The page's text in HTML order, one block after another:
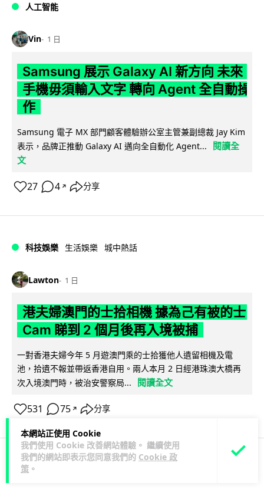
本網站正使用 Cookie
我們使用 Cookie 改善網站體驗。 繼續使用
我們的網站即表示您同意我們的 Cookie 政
策 。
人工智能
Vin 1 日
Samsung 展示 Galaxy AI 新方向 未來
手機毋須輸入文字 轉向 Agent 全自動操
作
Samsung 電子 MX 部門顧客體驗辦公室主管兼副總裁 Jay Kim
表示，品牌正推動 Galaxy AI 邁向全自動化 Agent...
閱讀全
文
27 4 ↗ 分享
科技娛樂 生活娛樂 城中熱話
Lawton 1 日
港夫婦澳門的士拾相機 據為己有被的士
Cam 睇到 2 個月後再入境被捕
一對香港夫婦今年 5 月遊澳門乘的士拾獲他人遺留相機及電
池，拾遺不報並帶返香港自用。兩人本月 2 日經港珠澳大橋再
次入境澳門時，被治安警察局...
閱讀全文
531 75 ↗ 分享
3C科技